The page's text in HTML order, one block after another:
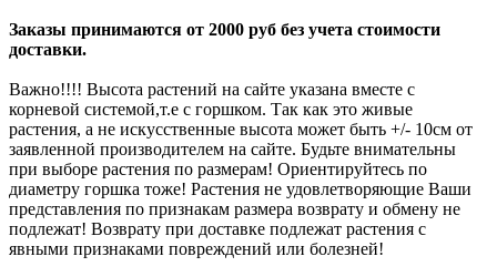
Заказы принимаются от 2000 руб без учета стоимости
доставки.
Важно!!!! Высота растений на сайте указана вместе с
корневой системой,т.е с горшком. Так как это живые
растения, а не искусственные высота может быть +/- 10см от
заявленной производителем на сайте. Будьте внимательны
при выборе растения по размерам! Ориентируйтесь по
диаметру горшка тоже! Растения не удовлетворяющие Ваши
представления по признакам размера возврату и обмену не
подлежат! Возврату при доставке подлежат растения с
явными признаками повреждений или болезней!